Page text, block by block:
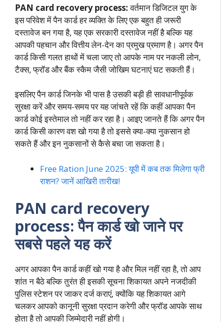
PAN card recovery process:वर्तमान डिजिटल युग के
इस परिवेश में पैन कार्ड हर व्यक्ति के लिए एक बहुत ही जरूरी
दस्तावेज बन गया है, यह एक सरकारी दस्तावेज नहीं है बल्कि यह
आपकी पहचान और वित्तीय लेन-देन का प्रमुख प्रमाण है। अगर पैन
कार्ड किसी गलत हाथों में चला जाए तो आपके नाम पर नकली लोन,
टैक्स, फ्रॉड और बैंक स्कैम जैसी जोखिम घटनाएं घट सकती हैं।
इसलिए पैन कार्ड जिनके भी पास है उसकी बड़ी ही सावधानीपूर्वक
सुरक्षा करें और समय-समय पर यह जांचते रहें कि कहीं आपका पैन
कार्ड कोई इस्तेमाल तो नहीं कर रहा है। आइए जानते हैं कि अगर पैन
कार्ड किसी कारण वश खो गया है तो इससे क्या-क्या नुकसान हो
सकते हैं और इन नुकसानों से कैसे बचा जा सकता है।
Free Ration June 2025: यूपी में कब तक मिलेगा फ्री
राशन? जानें आखिरी तारीख!
PAN card recovery
process: पैन कार्ड खो जाने पर
सबसे पहले यह करें
अगर आपका पैन कार्ड कहीं खो गया है और मिल नहीं रहा है, तो आप
शांत न बैठे बल्कि तुरंत ही इसकी सूचना शिकायत अपने नजदीकी
पुलिस स्टेशन पर जाकर दर्ज कराएं, क्योंकि यह शिकायत आगे
चलकर आपको कानूनी सुरक्षा प्रदान करेगी और फ्रॉड आपके साथ
होता है तो आपकी जिम्मेदारी नहीं होगी।